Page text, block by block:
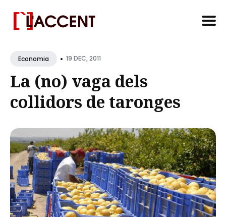
forEconomia • 19 DEC, 2011
La (no) vaga dels
collidors de taronges